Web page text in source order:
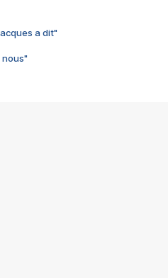
a dit"
nous"